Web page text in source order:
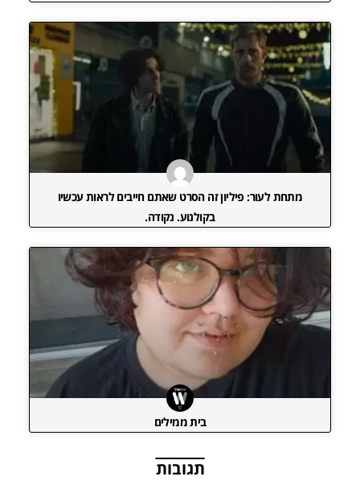
מתחת לעור: פיליון זה הסרט שאתם חייבים לראות עכשיו
בקולנוע. נקודה.
בית ממילים
תגובות